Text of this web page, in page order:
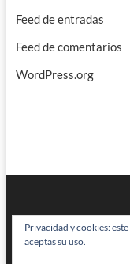
Feed de entradas
Feed de comentarios
WordPress.org
Privacidad y cookies:
aceptas su uso.